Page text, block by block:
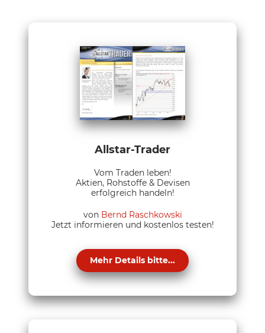
Allstar-Trader
Vom Traden leben!
Aktien, Rohstoffe & Devisen
erfolgreich handeln!
von Bernd Raschkowski
Jetzt informieren und kostenlos testen!
Mehr Details bitte...